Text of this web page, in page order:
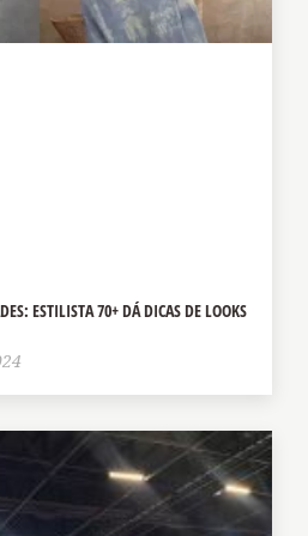
ESTILISTA 70+ DÁ DICAS DE LOOKS